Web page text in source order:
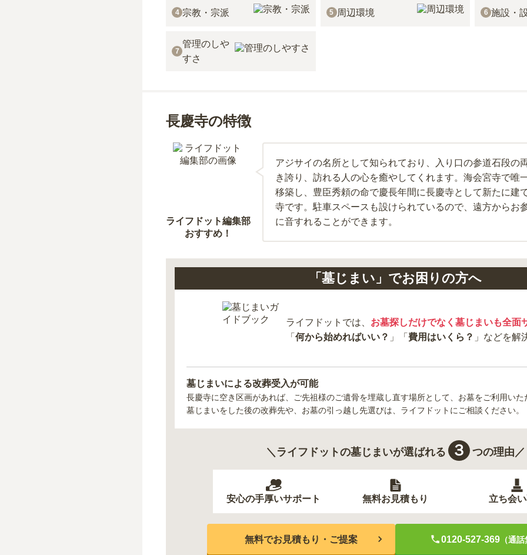
4 宗教・宗派 5 周辺環境 6 施設・
7
管理のしや
すさ
長慶寺の特徴
ライフドット編集部
おすすめ！
アジサイの名所として知られており、入り口の参道石段の
き誇り、訪れる人の心を癒やしてくれます。海会宮寺で唯
移築し、豊臣秀頼の命で慶長年間に長慶寺として新たに建
寺です。駐車スペースも設けられているので、遠方からお
に音すれることができます。
「墓じまい」でお困りの方へ
ライフドットでは、 お墓探しだけでなく墓じまいも全面
「 何から始めればいい？ 」「 費用はいくら？ 」などを解
墓じまいによる改葬受入が可能
長慶寺に空き区画があれば、ご先祖様のご遺骨を埋蔵し直す場所として、お墓をご利用いた
墓じまいをした後の改葬先や、お墓の引っ越し先選びは、ライフドットにご相談ください。
＼ライフドットの墓じまいが選ばれる ３ つの理由／
安心の手厚いサポート 無料お見積もり 立ち会
無料でお見積もり・ご提案 0120-527-369（通話